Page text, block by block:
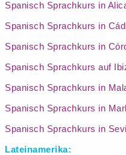
Spanisch Sprachkurs in
Spanisch Sprachkurs in
Spanisch Sprachkurs in
Spanisch Sprachkurs auf
Spanisch Sprachkurs in
Spanisch Sprachkurs in
Spanisch Sprachkurs in
Lateinamerika: